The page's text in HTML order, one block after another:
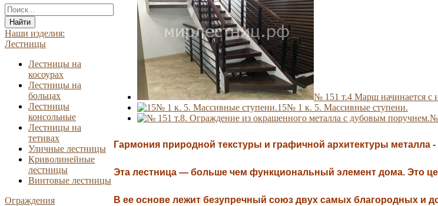
Найти
Наши изделия:
Лестницы
Лестницы на
косоурах
Лестницы на
больцах
Лестницы
консольные
Лестницы на
тетивах
Уличные лестницы
Криволинейные
лестницы
Винтовые лестницы
Ограждения
№ 151 т.4 Марш начинается с
15№ 1 к. 5. Массивные ступени.
№
Гармония природной текстуры и графичной архитектуры металла
Эта лестница — больше чем функциональный элемент дома. Это
В ее основе лежит безупречный союз двух самых благородных и